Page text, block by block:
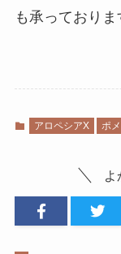
も承っておりま
アロペシアX ポ
よ